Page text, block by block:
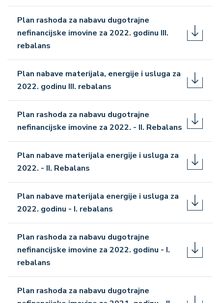
Plan rashoda za nabavu dugotrajne
nefinancijske imovine za 2022. godinu III.
rebalans
Plan nabave materijala, energije i usluga za
2022. godinu III. rebalans
Plan rashoda za nabavu dugotrajne
nefinancijske imovine za 2022. - II. Rebalans
Plan nabave materijala energije i usluga za
2022. - II. Rebalans
Plan nabave materijala energije i usluga za
2022. godinu - I. rebalans
Plan rashoda za nabavu dugotrajne
nefinancijske imovine za 2022. godinu - I.
rebalans
Plan rashoda za nabavu dugotrajne